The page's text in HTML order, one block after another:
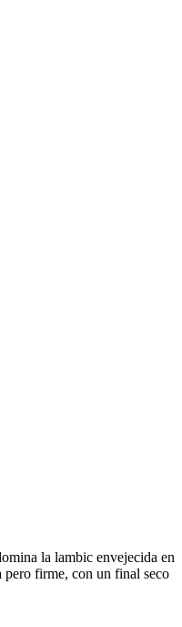
la lambic envejecida en
firme, con un final seco